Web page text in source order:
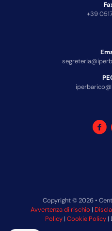
+39
Copyright © 2026 •
Avvertenza di rischio |
Policy | Cookie Policy |